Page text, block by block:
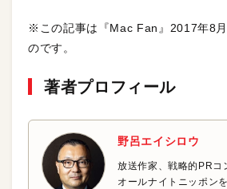
※この記事は『Mac Fan』2017年8
のです。
著者プロフィール
野呂エイシロウ
放送作家、戦略的PRコ
オールナイトニッポン